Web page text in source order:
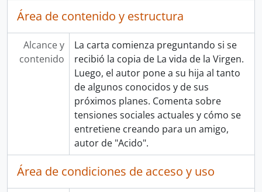
Área de contenido y estructura
Alcance y
contenido
La carta comienza preguntando si se
recibió la copia de La vida de la Virgen.
Luego, el autor pone a su hija al tanto
de algunos conocidos y de sus
próximos planes. Comenta sobre
tensiones sociales actuales y cómo se
entretiene creando para un amigo,
autor de "Acido".
Área de condiciones de acceso y uso